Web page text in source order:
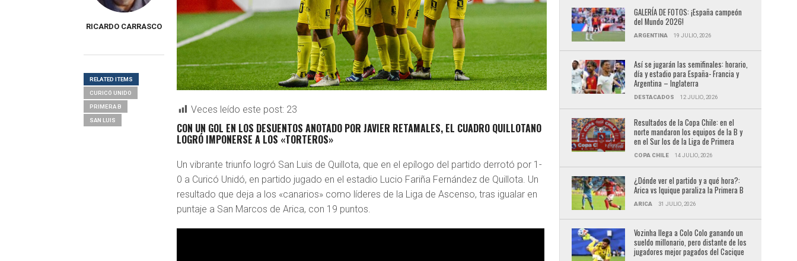
Veces leído este post: 23
CON UN GOL EN LOS DESUENTOS ANOTADO POR JAVIER RETAMALES, EL CUADRO QUILLOTANO
LOGRÓ IMPONERSE A LOS «TORTEROS»
Un vibrante triunfo logró San Luis de Quillota, que en el epílogo del partido derrotó por 1-
0 a Curicó Unidó, en partido jugado en el estadio Lucio Fariña Fernández de Quillota. Un
resultado que deja a los «canarios» como líderes de la Liga de Ascenso, tras igualar en
puntaje a San Marcos de Arica, con 19 puntos.
RICARDO CARRASCO
RELATED ITEMS
CURICÓ UNIDO
PRIMERA B
SAN LUIS
GALERÍA DE FOTOS: ¡España campeón
del Mundo 2026!
ARGENTINA 19 JULIO, 2026
Así se jugarán las semifinales: horario,
día y estadio para España- Francia y
Argentina – Inglaterra
DESTACADOS 12 JULIO, 2026
Resultados de la Copa Chile: en el
norte mandaron los equipos de la B y
en el Sur los de la Liga de Primera
COPA CHILE 14 JULIO, 2026
¿Dónde ver el partido y a qué hora?:
Arica vs Iquique paraliza la Primera B
ARICA 31 JULIO, 2026
Vozinha llega a Colo Colo ganando un
sueldo millonario, pero distante de los
jugadores mejor pagados del Cacique